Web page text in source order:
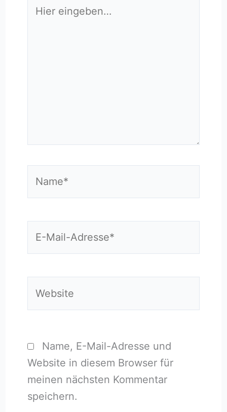
eingeben…
Name, E-Mail-Adresse und
Website in diesem Browser für
meinen nächsten Kommentar
speichern.